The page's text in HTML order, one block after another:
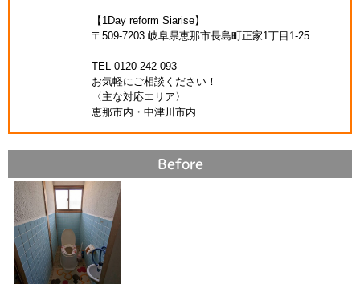
【1Day reform Siarise】
〒509-7203 岐阜県恵那市長島町正家1丁目1-25
TEL 0120-242-093
お気軽にご相談ください！
〈主な対応エリア〉
恵那市内・中津川市内
Before